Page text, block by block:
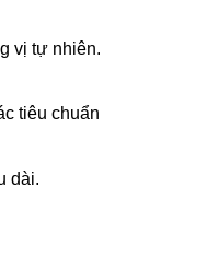
vị tự nhiên.
tiêu chuẩn
dài.